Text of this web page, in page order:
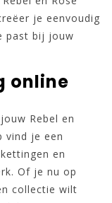
je eenvoudig
past bij jouw
online
Rebel en
vind je een
en
Of je nu op
collectie wilt